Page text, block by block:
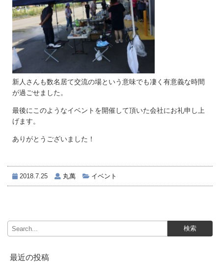
新人さんも数名居て交流の場という意味でも凄く有意義な時間
が過ごせました。
最後にこのようなイベントを開催して頂いた会社にお礼申し上
げます。
ありがとうございました！
2018.7.25 丸萬 イベント
最近の投稿